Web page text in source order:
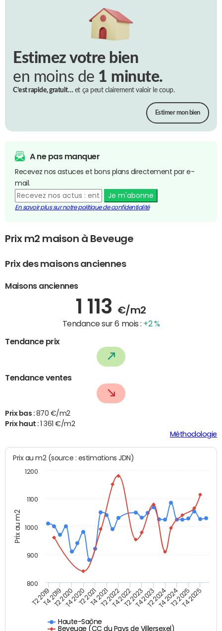
Estimez votre bien
en moins de 1 minute.
C’est rapide, gratuit…et ça peut clairement valoir le coup.
Estimer mon bien
A ne pas manquer
Recevez nos astuces et bons plans directement par e-
mail.
Je m'abonne
En savoir plus sur notre politique de confidentialité
Prix m2 maison à Beveuge
Prix des maisons anciennes
Maisons anciennes
1 113 €/m2
Tendance sur 6 mois : +2 %
Tendance prix
Tendance ventes
Prix bas : 870 €/m2
Prix haut :
1 361 €/m2
Méthodologie
Prix au m2
Prix au m2 (source : estimations JDN)
Haute-Saône
Beveuge (CC du Pays de Villersexel)
T2 2019T4 2019T2 2020T4 2020T2 2021T4 2021T2 2022T4 2022T2 2023T4 2023T2 2024T4 2024T2 2025T4 2025
800
900
1000
1100
1200